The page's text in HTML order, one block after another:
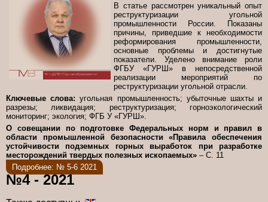
В статье рассмотрен уникальный опыт
реструктуризации угольной
промышленности России. Показаны
причины, приведшие к необходимости
реформирования промышленности,
основные проблемы и достигнутые
показатели. Уделено внимание роли
ФГБУ «ГУРШ» в непосредственной
реализации мероприятий по
реструктуризации угольной отрасли.
Ключевые слова: угольная промышленность; убыточные шахты и
разрезы; ликвидация; реструктуризация; горноэкологический
мониторинг; экология; ФГБ У «ГУРШ».
О совещании по подготовке Федеральных норм и правил в
области промышленной безопасности «Правила обеспечения
устойчивости подземных горных выработок при разработке
месторождений твердых полезных ископаемых» – С. 11
Подробнее: № 5-6 2021
№4 - 2021